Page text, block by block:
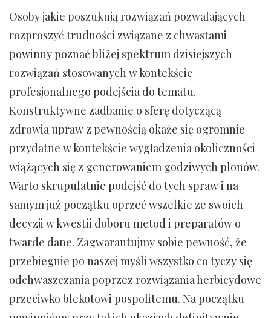
Osoby jakie poszukują rozwiązań pozwalających
rozproszyć trudności związane z chwastami
powinny poznać bliżej spektrum dzisiejszych
rozwiązań stosowanych w kontekście
profesjonalnego podejścia do tematu.
Konstruktywne zadbanie o sferę dotyczącą
zdrowia upraw z pewnością okaże się ogromnie
przydatne w kontekście wygładzenia okoliczności
wiążących się z generowaniem godziwych plonów.
Warto skrupulatnie podejść do tych spraw i na
samym już początku oprzeć wszelkie ze swoich
decyzji w kwestii doboru metod i preparatów o
twarde dane. Zagwarantujmy sobie pewność, że
przebiegnie po naszej myśli wszystko co tyczy się
odchwaszczania poprzez rozwiązania herbicydowe
przeciwko blekotowi pospolitemu. Na początku